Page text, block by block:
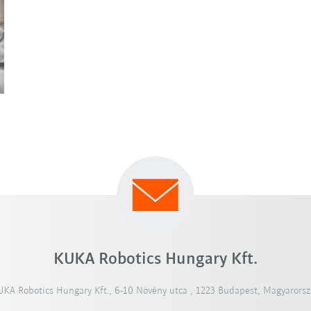
KUKA Robotics Hungary Kft.
Robotics Hungary Kft., 6-10 Növény utca , 1223 Budapest,